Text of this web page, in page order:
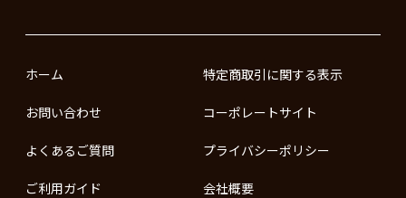
ホーム
お問い合わせ
よくあるご質問
ご利用ガイド
特定商取引に関する表示
コーポレートサイト
プライバシーポリシー
会社概要